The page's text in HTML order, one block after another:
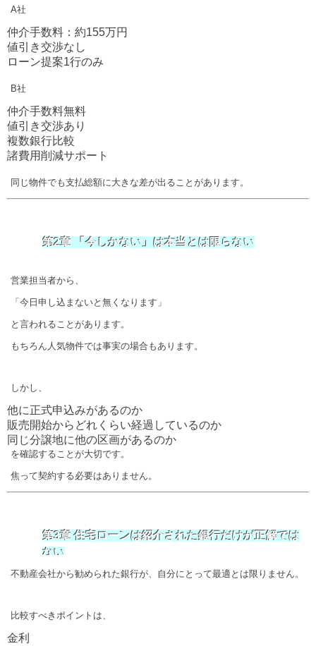
A社
仲介手数料：約155万円
値引き交渉なし
ローン提案1行のみ
B社
仲介手数料無料
値引き交渉あり
複数銀行比較
諸費用削減サポート
同じ物件でも支払総額に大きな差が出ることがあります。
第2章 「今しかない」は本当とは限らない
営業担当者から、
「今日申し込まないと無くなります」
と言われることがあります。
もちろん人気物件では事実の場合もあります。
しかし、
他に正式申込みがあるのか
販売開始からどれくらい経過しているのか
同じ分譲地に他の区画があるのか
を確認することが大切です。
焦って契約する必要はありません。
第3章 住宅ローンは紹介された銀行だけが正解では
ない
不動産会社から勧められた銀行が、自分にとって最適とは限りません。
比較すべきポイントは、
金利